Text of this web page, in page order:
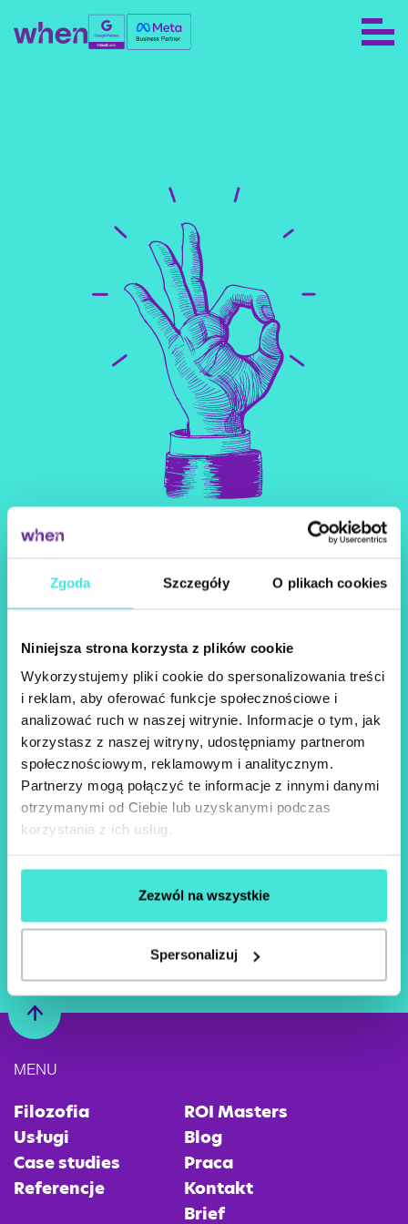
Zgoda Szczegóły O plikach cookies
Niniejsza strona korzysta z plików cookie
Wykorzystujemy pliki cookie do spersonalizowania treści
i reklam, aby oferować funkcje społecznościowe i
analizować ruch w naszej witrynie. Informacje o tym, jak
korzystasz z naszej witryny, udostępniamy partnerom
społecznościowym, reklamowym i analitycznym.
Partnerzy mogą połączyć te informacje z innymi danymi
otrzymanymi od Ciebie lub uzyskanymi podczas
korzystania z ich usług.
Zezwól na wszystkie
Spersonalizuj
Dziękujemy za wiadomość,
skontaktujemy się
najszybciej jak to możliwe.
Do usłyszenia!
Powrót
MENU
Filozofia
Usługi
Case studies
Referencje
ROI Masters
Blog
Praca
Kontakt
Brief